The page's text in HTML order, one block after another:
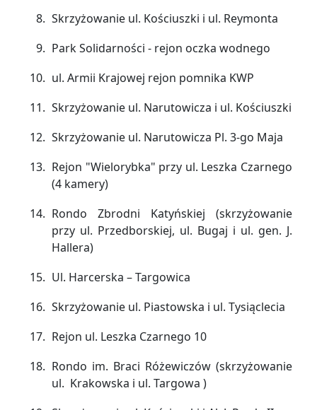
Skrzyżowanie ul. Kościuszki i ul. Reymonta
Park Solidarności - rejon oczka wodnego
ul. Armii Krajowej rejon pomnika KWP
Skrzyżowanie ul. Narutowicza i ul. Kościuszki
Skrzyżowanie ul. Narutowicza Pl. 3-go Maja
Rejon "Wielorybka" przy ul. Leszka Czarnego
(4 kamery)
Rondo Zbrodni Katyńskiej (skrzyżowanie
przy ul. Przedborskiej, ul. Bugaj i ul. gen. J.
Hallera)
Ul. Harcerska – Targowica
Skrzyżowanie ul. Piastowska i ul. Tysiąclecia
Rejon ul. Leszka Czarnego 10
Rondo im. Braci Różewiczów (skrzyżowanie
ul. Krakowska i ul. Targowa )